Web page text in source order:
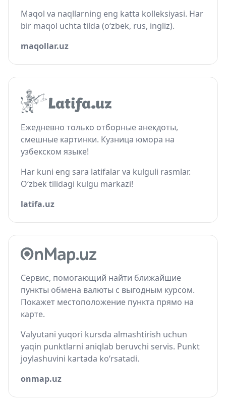
Maqol va naqllarning eng katta kolleksiyasi. Har
bir maqol uchta tilda (o‘zbek, rus, ingliz).
maqollar.uz
Ежедневно только отборные анекдоты,
смешные картинки. Кузница юмора на
узбекском языке!
Har kuni eng sara latifalar va kulguli rasmlar.
O‘zbek tilidagi kulgu markazi!
latifa.uz
Сервис, помогающий найти ближайшие
пункты обмена валюты с выгодным курсом.
Покажет местоположение пункта прямо на
карте.
Valyutani yuqori kursda almashtirish uchun
yaqin punktlarni aniqlab beruvchi servis. Punkt
joylashuvini kartada ko‘rsatadi.
onmap.uz